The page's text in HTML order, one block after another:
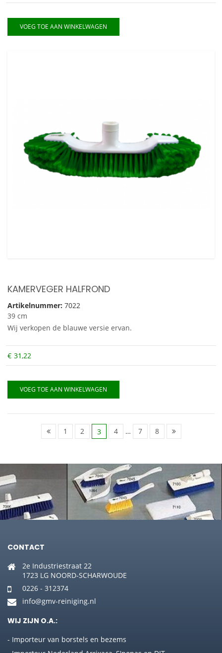
VOEG TOE AAN WINKELWAGEN
KAMERVEGER HALFROND
Artikelnummer: 7022
39 cm
Wij verkopen de blauwe versie ervan.
€ 31,22
VOEG TOE AAN WINKELWAGEN
1 2 3 4 … 7 8
CONTACT
2e Industriestraat 22
1723 LG NOORD-SCHARWOUDE
0226 - 312374
info@gmv-reiniging.nl
WIJ ZIJN O.A.:
- Importeur van borstels en bezems